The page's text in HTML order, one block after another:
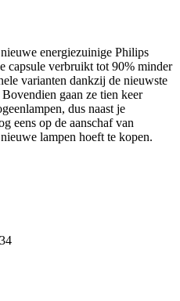
energiezuinige Philips
capsule verbruikt tot 90% minder
varianten dankzij de nieuwste
gaan ze tien keer
dus naast je
eens op de aanschaf van
lampen hoeft te kopen.